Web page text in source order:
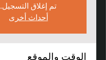
تم إغلاق التسجيل.
أحداث أخرى
الوقت والموقع